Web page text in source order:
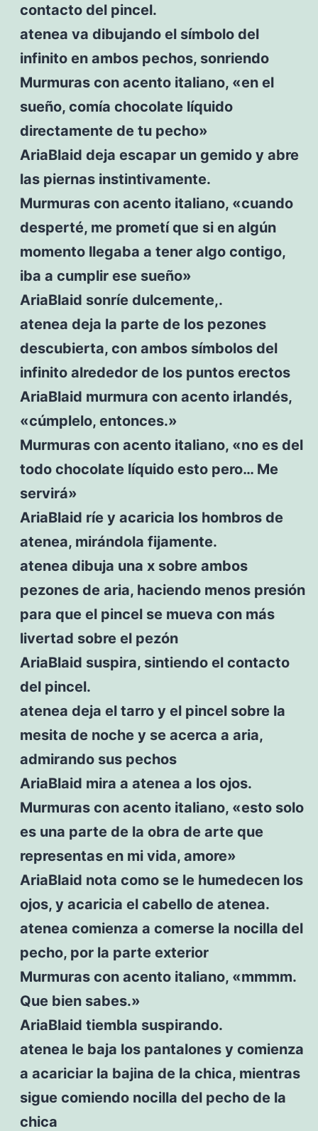
contacto del pincel.
atenea va dibujando el símbolo del
infinito en ambos pechos, sonriendo
Murmuras con acento italiano, «en el
sueño, comía chocolate líquido
directamente de tu pecho»
AriaBlaid deja escapar un gemido y abre
las piernas instintivamente.
Murmuras con acento italiano, «cuando
desperté, me prometí que si en algún
momento llegaba a tener algo contigo,
iba a cumplir ese sueño»
AriaBlaid sonríe dulcemente,.
atenea deja la parte de los pezones
descubierta, con ambos símbolos del
infinito alrededor de los puntos erectos
AriaBlaid murmura con acento irlandés,
«cúmplelo, entonces.»
Murmuras con acento italiano, «no es del
todo chocolate líquido esto pero… Me
servirá»
AriaBlaid ríe y acaricia los hombros de
atenea, mirándola fijamente.
atenea dibuja una x sobre ambos
pezones de aria, haciendo menos presión
para que el pincel se mueva con más
livertad sobre el pezón
AriaBlaid suspira, sintiendo el contacto
del pincel.
atenea deja el tarro y el pincel sobre la
mesita de noche y se acerca a aria,
admirando sus pechos
AriaBlaid mira a atenea a los ojos.
Murmuras con acento italiano, «esto solo
es una parte de la obra de arte que
representas en mi vida, amore»
AriaBlaid nota como se le humedecen los
ojos, y acaricia el cabello de atenea.
atenea comienza a comerse la nocilla del
pecho, por la parte exterior
Murmuras con acento italiano, «mmmm.
Que bien sabes.»
AriaBlaid tiembla suspirando.
atenea le baja los pantalones y comienza
a acariciar la bajina de la chica, mientras
sigue comiendo nocilla del pecho de la
chica